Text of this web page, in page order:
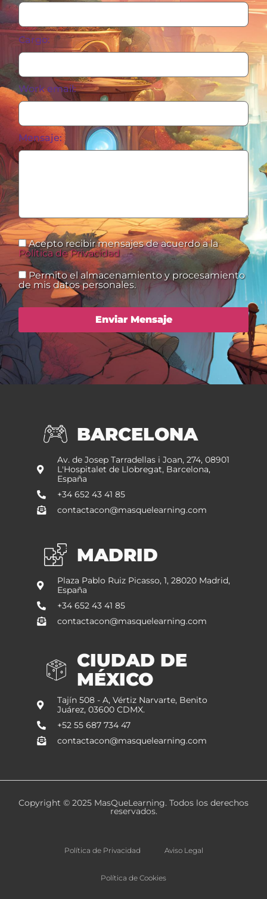
Cargo:
Work email:
Mensaje:
Acepto recibir mensajes de acuerdo a la
Política de Privacidad
Permito el almacenamiento y procesamiento
de mis datos personales.
BARCELONA
Av. de Josep Tarradellas i Joan, 274, 08901
L'Hospitalet de Llobregat, Barcelona,
España
+34 652 43 41 85
contactacon@masquelearning.com
MADRID
Plaza Pablo Ruiz Picasso, 1, 28020 Madrid,
España
+34 652 43 41 85
contactacon@masquelearning.com
CIUDAD DE
MÉXICO
Tajín 508 - A, Vértiz Narvarte, Benito
Juárez, 03600 CDMX.
+52 55 687 734 47
contactacon@masquelearning.com
Copyright © 2025 MasQueLearning. Todos los derechos
reservados.
Política de Privacidad Aviso Legal
Política de Cookies